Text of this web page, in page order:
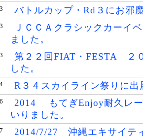
バトルカップ・Rd３にお邪
ＪＣＣＡクラシックカーイ
ました。
第２２回FIAT・FESTA ２
した。
R３４スカイライン祭りに出
2014 もてぎEnjoy耐久レ
いりました。
2014/7/27 沖縄エキサイ